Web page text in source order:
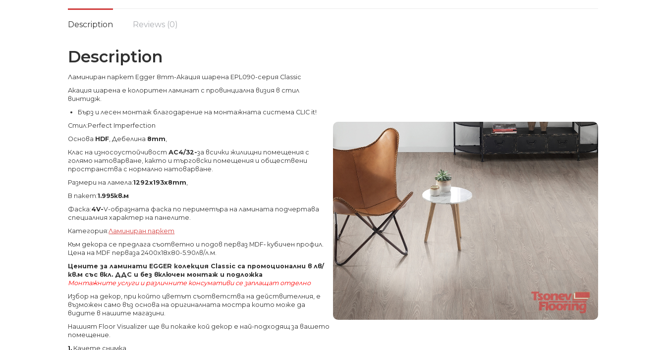
Description Reviews (0)
Description
Ламиниран паркет Egger 8mm-Акация шарена EPL090-серия Classic
Акация шарена е колоритен ламинат с провинциална визия в стил
винтидж.
Бърз и лесен монтаж благодарение на монтажната система CLIC it!
Стил:Perfect Imperfection
Основа HDF, Дебелина 8mm,
Клас на износоустойчивостАС4/32-за всички жилищни помещения с
голямо натоварване, както и търговски помещения и обществени
пространства с нормално натоварване.
Размери на ламела:1292х193х8mm,
В пакет:1.995кв.м
Фаска:4V-V-образната фаска по периметъра на ламината подчертава
специалния характер на панелите.
Категория:Ламиниран паркет
Към декора се предлага съответно и подов перваз MDF‐ кубичен профил.
Цена на MDF перваза 2400x18x80-5.90лв/л.м.
Цените за ламинати EGGER колекция Classic са промоционални в лв/
кв.м със вкл. ДДС и без включен монтаж и подложка
Монтажните услуги и различните консумативи се заплащат отделно
Избор на декор, при който цветът съответства на действителния, е
възможен само въз основа на оригиналната мостра които може да
видите в нашите магазини.
Нашият Floor Visualizer ще ви покаже кой декор е най-подходящ за вашето
помещение.
1. Качете снимка